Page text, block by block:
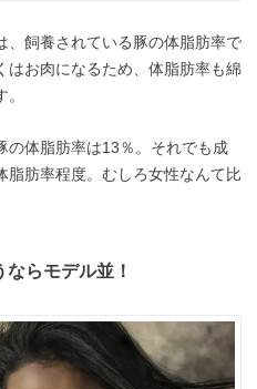
、飼養されている豚の体脂肪率で
はお肉になるため、体脂肪率も綿
の体脂肪率は13％。それでも成
脂肪率程度。むしろ女性なんて比
らモデル並！